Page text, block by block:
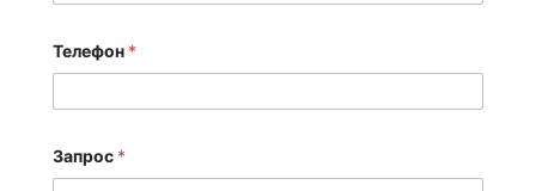
Телефон *
Запрос *